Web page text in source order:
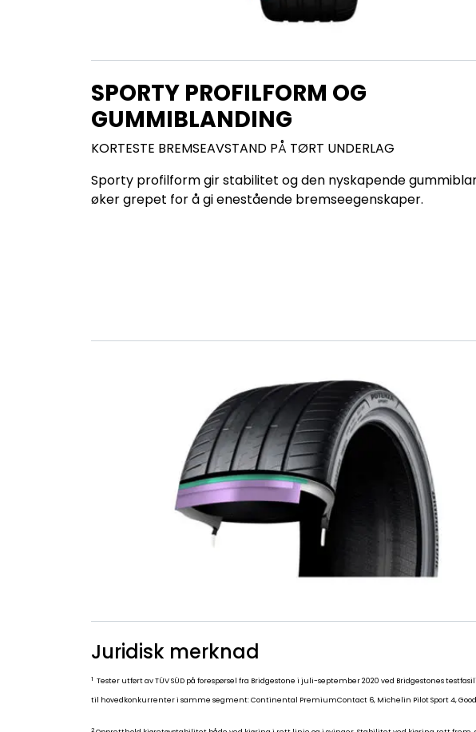
SPORTY PROFILFORM OG
GUMMIBLANDING
KORTESTE BREMSEAVSTAND PÅ TØRT UNDERLAG
Sporty profilform gir stabilitet og den nyskapende
øker grepet for å gi enestående bremseegenskaper.
Juridisk merknad
1 Tester utført av TÜV SÜD på forespørsel fra Bridgestone i juli-september 2020 ved Bridgestones
til hovedkonkurrenter i samme segment: Continental PremiumContact 6, Michelin Pilot Sport 4,
2